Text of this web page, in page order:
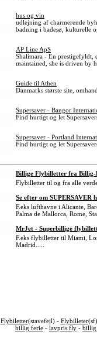
hus og vin
udlejning af charmerende
badning i badesø, kulturelle
AP Line ApS
Shalimara - En prestigefyldt,
maintained, she is driven by
Guide til Athen
Danmarks største site,
Supersaver - Bangor
Find hurtigt og let
Supersaver - Portland
Find hurtigt og let
Billige Flybilletter fra
Flybilletter til og fra alle
Se efter om
F.eks lufthavne i Alicante,
Palma de Mallorca, Rome,
MrJet - Superbillige
F.eks flybilletter til Miami,
Madrid.....
Flybiletter(stavefejl) - Flybilleter
billig ferie - lavpris fly -